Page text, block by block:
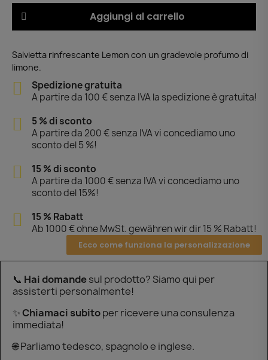
Aggiungi al carrello
Salvietta rinfrescante Lemon con un gradevole profumo di
limone.
Spedizione gratuita
A partire da 100 € senza IVA la spedizione è gratuita!
5 % di sconto
A partire da 200 € senza IVA vi concediamo uno
sconto del 5 %!
15 % di sconto
A partire da 1000 € senza IVA vi concediamo uno
sconto del 15%!
15 % Rabatt
Ab 1000 € ohne MwSt. gewähren wir dir 15 % Rabatt!
Ecco come funziona la personalizzazione
📞 Hai domandesul prodotto? Siamo qui per
assisterti personalmente!
✨Chiamaci subitoper ricevere una consulenza
immediata!
🌐 Parliamo tedesco, spagnolo e inglese.